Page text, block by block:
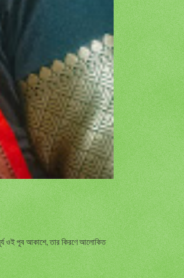
ওই পূব আকাশে, তার কিরণে আলোকিত